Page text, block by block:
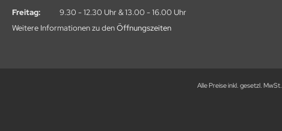
Freitag:
9.30 - 12.30 Uhr & 13.00 - 16.00 Uhr
Weitere Informationen zu denÖffnungszeiten
Alle Preise inkl. gesetzl.